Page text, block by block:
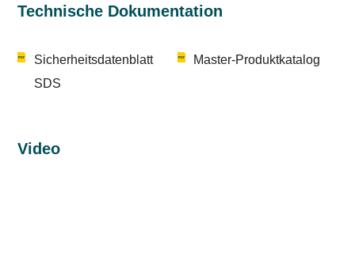
Technische Dokumentation
Sicherheitsdatenblatt
SDS
Master-Produktkatalog
Video